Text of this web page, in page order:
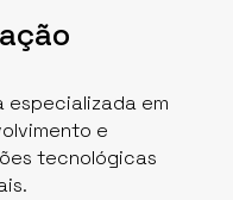
especializada em
e
tecnológicas